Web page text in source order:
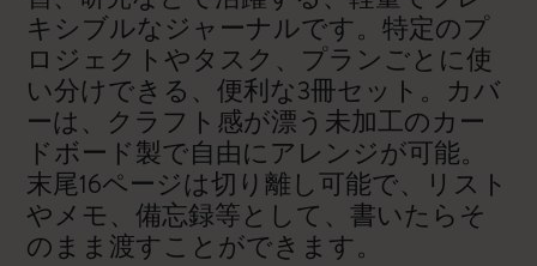
キシブルなジャーナルです。特定のプ
ロジェクトやタスク、プランごとに使
い分けできる、便利な3冊セット。カバ
ーは、クラフト感が漂う未加工のカー
ドボード製で自由にアレンジが可能。
末尾16ページは切り離し可能で、リスト
やメモ、備忘録等として、書いたらそ
のまま渡すことができます。